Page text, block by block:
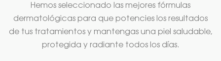
Hemos seleccionado las mejores fórmulas
dermatológicas para que potencies los resultados
de tus tratamientos y mantengas una piel saludable,
protegida y radiante todos los días.